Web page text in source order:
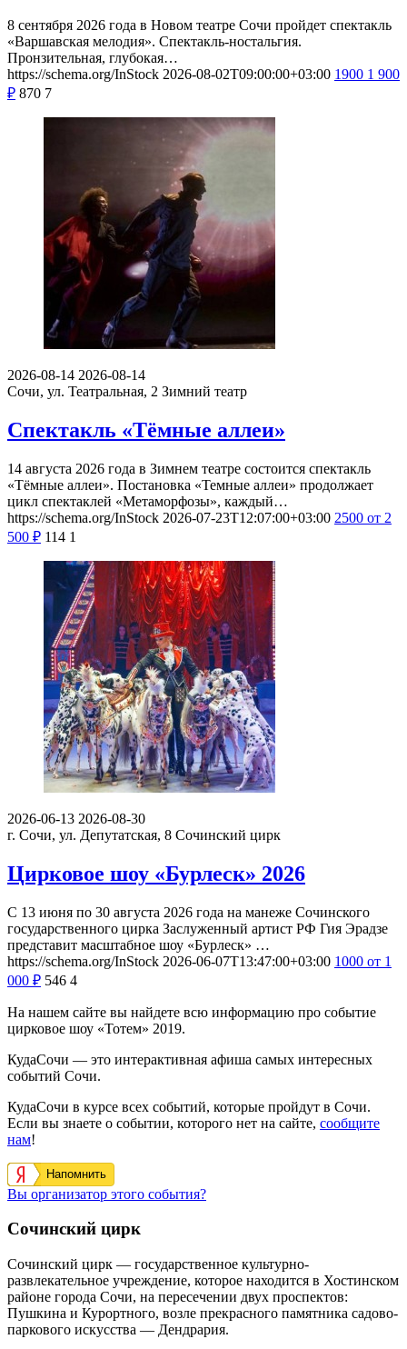
8 сентября 2026 года в Новом театре Сочи пройдет спектакль
«Варшавская мелодия». Спектакль-ностальгия.
Пронзительная, глубокая…
https://schema.org/InStock 2026-08-02T09:00:00+03:00 1900 1 900
₽ 870 7
2026-08-14 2026-08-14
Сочи, ул. Театральная, 2 Зимний театр
Спектакль «Тёмные аллеи»
14 августа 2026 года в Зимнем театре состоится спектакль
«Тёмные аллеи». Постановка «Темные аллеи» продолжает
цикл спектаклей «Метаморфозы», каждый…
https://schema.org/InStock 2026-07-23T12:07:00+03:00 2500 от 2
500 ₽ 114 1
2026-06-13 2026-08-30
г. Сочи, ул. Депутатская, 8 Сочинский цирк
Цирковое шоу «Бурлеск» 2026
С 13 июня по 30 августа 2026 года на манеже Сочинского
государственного цирка Заслуженный артист РФ Гия Эрадзе
представит масштабное шоу «Бурлеск» …
https://schema.org/InStock 2026-06-07T13:47:00+03:00 1000 от 1
000 ₽ 546 4
На нашем сайте вы найдете всю информацию про событие
цирковое шоу «Тотем» 2019.
КудаСочи — это интерактивная афиша самых интересных
событий Сочи.
КудаСочи в курсе всех событий, которые пройдут в Сочи.
Если вы знаете о событии, которого нет на сайте, сообщите
нам!
Напомнить
Вы организатор этого события?
Сочинский цирк
Сочинский цирк — государственное культурно-
развлекательное учреждение, которое находится в Хостинском
районе города Сочи, на пересечении двух проспектов:
Пушкина и Курортного, возле прекрасного памятника садово-
паркового искусства — Дендрария.